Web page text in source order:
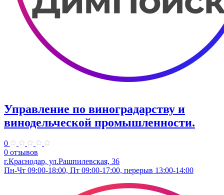
Управление по виноградарству и
винодельческой промышленности.
0
0 отзывов
г.Краснодар, ул.​Рашпилевская, 36
Пн-Чт 09:00-18:00, Пт 09:00-17:00, перерыв 13:00-14:00